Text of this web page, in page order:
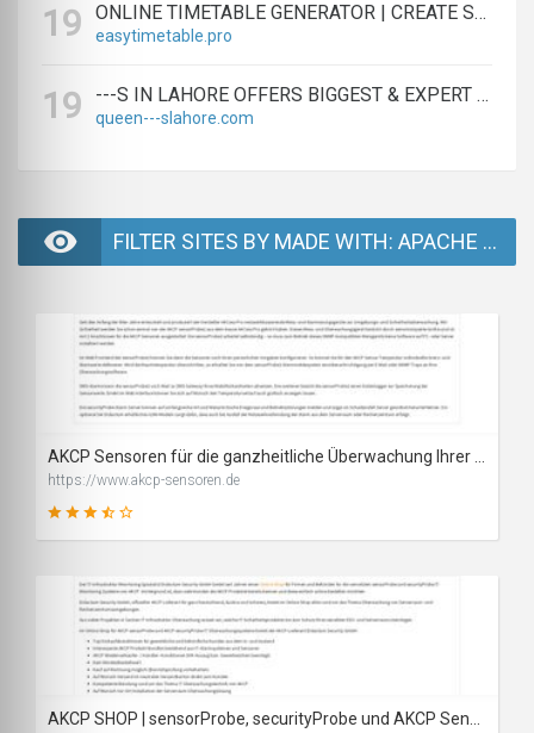
19 ONLINE TIMETABLE GENERATOR | CREATE SCHEDULES IN MINUTES
easytimetable.pro
19 ---S IN LAHORE OFFERS BIGGEST & EXPERT LAHORE ---S AGENCY
queen---slahore.com
FILTER SITES BY MADE WITH: APACHE - PAGE 2
61
https://www.akcp-sensoren.de